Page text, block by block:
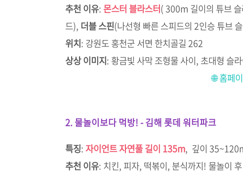
추천 이유: 몬스터 블라스터( 300m 길이의 튜브
드), 더블 스핀(나선형 빠른 스피드의 2인승 튜브
위치: 강원도 홍천군 서면 한치골길 262
상상 이미지: 황금빛 사막 조형물 사이, 초대형 슬
🌐 홈페
2. 물놀이보다 먹방! - 김해 롯데 워터파크
특징:자이언트 자연풀 길이 135m, 깊이
추천 이유: 치킨, 피자, 떡볶이, 분식까지! 물놀이